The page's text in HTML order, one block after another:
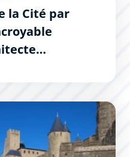
la Cité par